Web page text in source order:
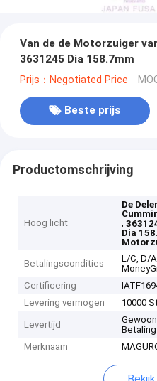
Van de de Motorzuiger
3631245 Dia 158.7mm
Prijs：Negotiated Price
Beste prijs
Productomschrijving
Hoog licht
De
,
Dia
Betalingscondities
L/C, D/
Certificering
Levering vermogen
10000
Levertijd
Betaling
Merknaam